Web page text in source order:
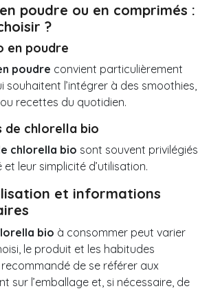
poudre ou en comprimés :
?
en poudre
poudre convient particulièrement
souhaitent l’intégrer à des smoothies,
recettes du quotidien.
de chlorella bio
chlorella bio sont souvent privilégiés
leur simplicité d’utilisation.
et informations
bio à consommer peut varier
le produit et les habitudes
recommandé de se référer aux
sur l’emballage et, si nécessaire, de